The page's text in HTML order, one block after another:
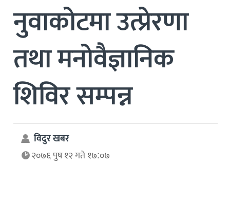
नुवाकोटमा उत्प्रेरणा
तथा मनोवैज्ञानिक
शिविर सम्पन्न
विदुर खबर
२०७६ पुष १२ गते १७:०७